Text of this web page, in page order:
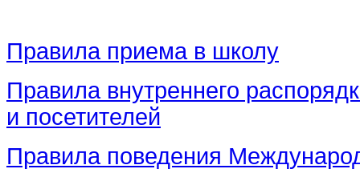
Правила приема в школу
Правила внутреннего
и посетителей
Правила поведения